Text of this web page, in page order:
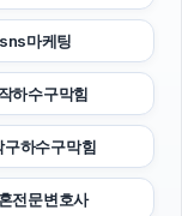
sns마케팅
하수구막힘
구하수구막힘
전문변호사